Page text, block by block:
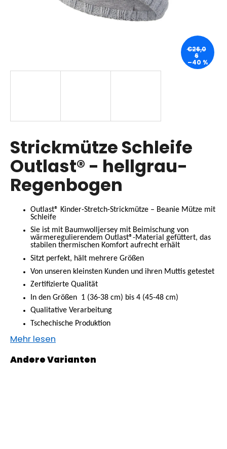
Strickmütze Schleife
Outlast® - hellgrau-
Regenbogen
Outlast® Kinder-Stretch-Strickmütze – Beanie Mütze mit
Schleife
Sie ist mit Baumwolljersey mit Beimischung von
wärmeregulierendem Outlast®-Material gefüttert, das
stabilen thermischen Komfort aufrecht erhält
Sitzt perfekt, hält mehrere Größen
Von unseren kleinsten Kunden und ihren Muttis getestet
Zertifizierte Qualität
In den Größen 1 (36-38 cm) bis 4 (45-48 cm)
Qualitative Verarbeitung
Tschechische Produktion
Mehr lesen
€26,0
6
–40 %
p
f
e
h
l
e
SWEATHOSE
DENIM
LÖWE
€32,50